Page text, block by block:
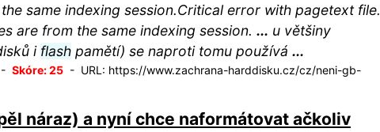
same indexing session.Critical error with pagetext file.
are from the same indexing session. ... u většiny
i flashpamětí) se naproti tomu používá ...
Skóre: 25- URL: https://www.zachrana-harddisku.cz/cz/neni-gb-
náraz) a nyní chce naformátovat ačkoliv